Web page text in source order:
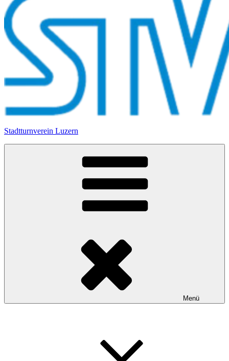
Stadtturnverein Luzern
Menü